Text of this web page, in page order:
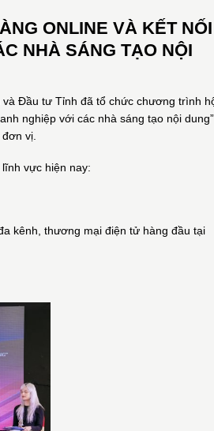
ONLINE VÀ KẾT NỐI
NHÀ SÁNG TẠO NỘI
Đầu tư Tỉnh đã tổ chức chương trình
nghiệp với các nhà sáng tạo nội dung”
vị.
vực hiện nay:
kênh, thương mại điện tử hàng đầu tại